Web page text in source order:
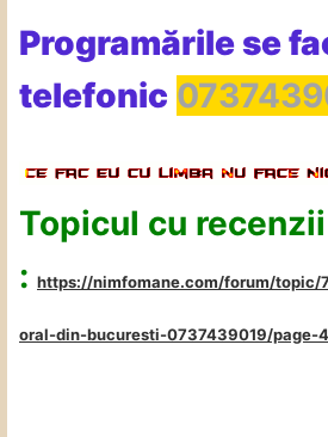
Programările se
telefonic
Topicul cu recenzii
: https://nimfomane.com/forum/
oral-din-bucuresti-0737439019/page-